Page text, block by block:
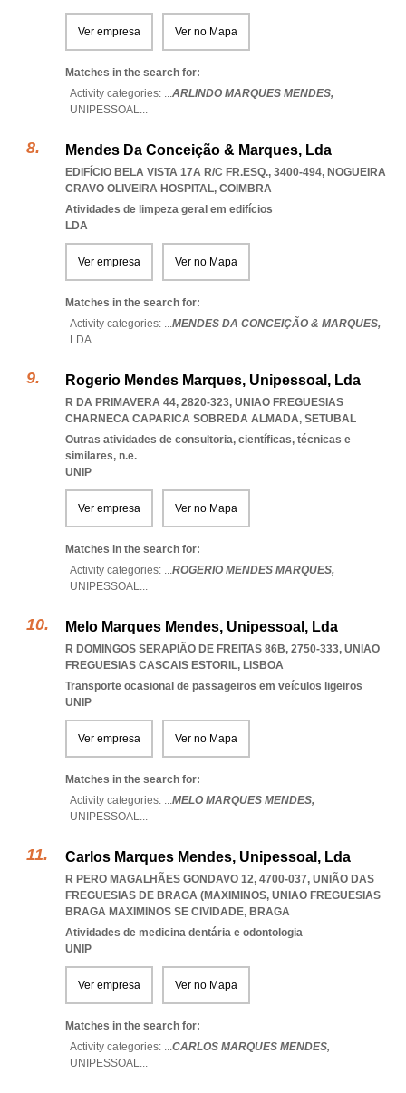
Ver empresa Ver no Mapa
Matches in the search for:
Activity categories: ...ARLINDO MARQUES MENDES,
UNIPESSOAL...
Mendes Da Conceição & Marques, Lda
EDIFÍCIO BELA VISTA 17A R/C FR.ESQ., 3400-494, NOGUEIRA
CRAVO OLIVEIRA HOSPITAL, COIMBRA
Atividades de limpeza geral em edifícios
LDA
Ver empresa Ver no Mapa
Matches in the search for:
Activity categories: ...MENDES DA CONCEIÇÃO & MARQUES,
LDA...
Rogerio Mendes Marques, Unipessoal, Lda
R DA PRIMAVERA 44, 2820-323, UNIAO FREGUESIAS
CHARNECA CAPARICA SOBREDA ALMADA, SETUBAL
Outras atividades de consultoria, científicas, técnicas e
similares, n.e.
UNIP
Ver empresa Ver no Mapa
Matches in the search for:
Activity categories: ...ROGERIO MENDES MARQUES,
UNIPESSOAL...
Melo Marques Mendes, Unipessoal, Lda
R DOMINGOS SERAPIÃO DE FREITAS 86B, 2750-333, UNIAO
FREGUESIAS CASCAIS ESTORIL, LISBOA
Transporte ocasional de passageiros em veículos ligeiros
UNIP
Ver empresa Ver no Mapa
Matches in the search for:
Activity categories: ...MELO MARQUES MENDES,
UNIPESSOAL...
Carlos Marques Mendes, Unipessoal, Lda
R PERO MAGALHÃES GONDAVO 12, 4700-037, UNIÃO DAS
FREGUESIAS DE BRAGA (MAXIMINOS, UNIAO FREGUESIAS
BRAGA MAXIMINOS SE CIVIDADE, BRAGA
Atividades de medicina dentária e odontologia
UNIP
Ver empresa Ver no Mapa
Matches in the search for:
Activity categories: ...CARLOS MARQUES MENDES,
UNIPESSOAL...